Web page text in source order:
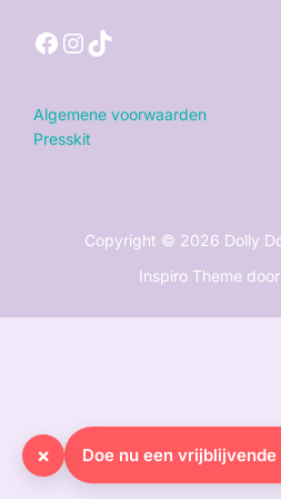
Facebook
Instagram
TikTok
Algemene voorwaarden
Presskit
Copyright © 2026 Dolly
Inspiro Theme door
Doe nu een
×